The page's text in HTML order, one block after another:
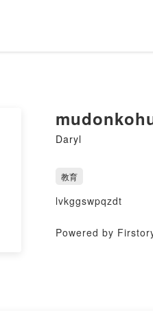
Daryl
教育
lvkggswpqzdt
Powered by